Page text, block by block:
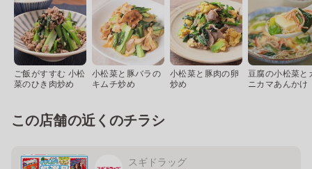
ご飯がすすむ 小松
菜のひき肉炒め
小松菜と豚バラの
キムチ炒め
小松菜と豚肉の卵
炒め
豆腐の小松菜と
ニカマあんかけ
この店舗の近くのチラシ
スギドラッグ